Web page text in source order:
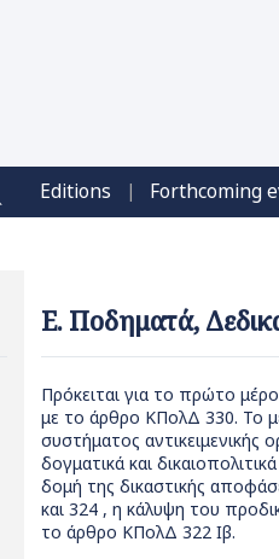
Editions | Forthcoming
Ε. Ποδηματά,
Πρόκειται για το πρώτο
με το άρθρο ΚΠολΔ 330. Το
συστήματος
δογματικά και
δομή της δικαστικής
και 324 , η κάλυψη του
το άρθρο ΚΠολΔ 322 Ιβ.